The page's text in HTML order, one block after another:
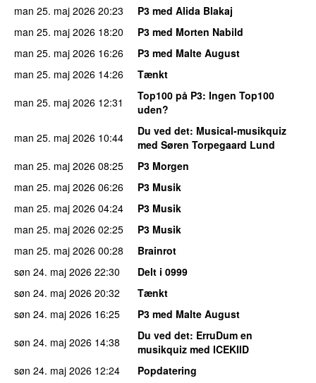
man 25. maj 2026 20:23
P3 med Alida Blakaj
man 25. maj 2026 18:20
P3 med Morten Nabild
man 25. maj 2026 16:26
P3 med Malte August
man 25. maj 2026 14:26
Tænkt
man 25. maj 2026 12:31 Top100 på P3: Ingen Top100
uden?
man 25. maj 2026 10:44 Du ved det: Musical-musikquiz
med Søren Torpegaard Lund
man 25. maj 2026 08:25
P3 Morgen
man 25. maj 2026 06:26
P3 Musik
man 25. maj 2026 04:24
P3 Musik
man 25. maj 2026 02:25
P3 Musik
man 25. maj 2026 00:28
Brainrot
søn 24. maj 2026 22:30
Delt i 0999
søn 24. maj 2026 20:32
Tænkt
søn 24. maj 2026 16:25
P3 med Malte August
søn 24. maj 2026 14:38 Du ved det: ErruDum en
musikquiz med ICEKIID
søn 24. maj 2026 12:24
Popdatering